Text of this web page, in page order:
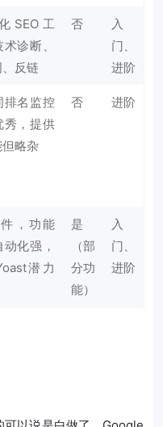
SEO工
诊断、
反链
否
入
门、
进阶
排名监控
秀，提供
略杂
否 进阶
，功能
化强，
潜力
是
（部
分功
能）
入
门、
进阶